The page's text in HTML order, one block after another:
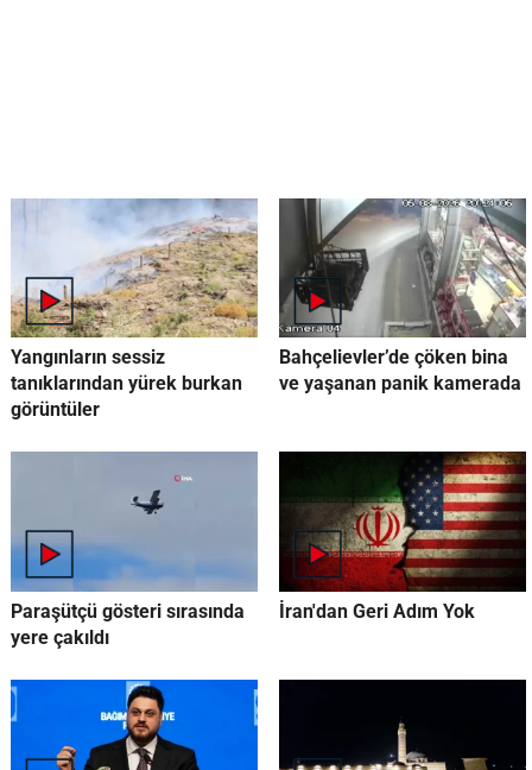
Yangınların sessiz
tanıklarından yürek burkan
görüntüler
Bahçelievler’de çöken bina
ve yaşanan panik kamerada
Paraşütçü gösteri sırasında
yere çakıldı
İran'dan Geri Adım Yok